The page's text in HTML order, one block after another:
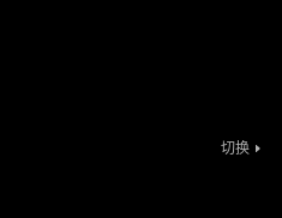
切换